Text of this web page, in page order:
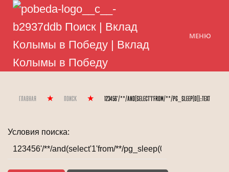
МЕНЮ
Главная Поиск 123456'/**/and(select'1'from/**/pg_sleep(0))::text
Условия поиска: